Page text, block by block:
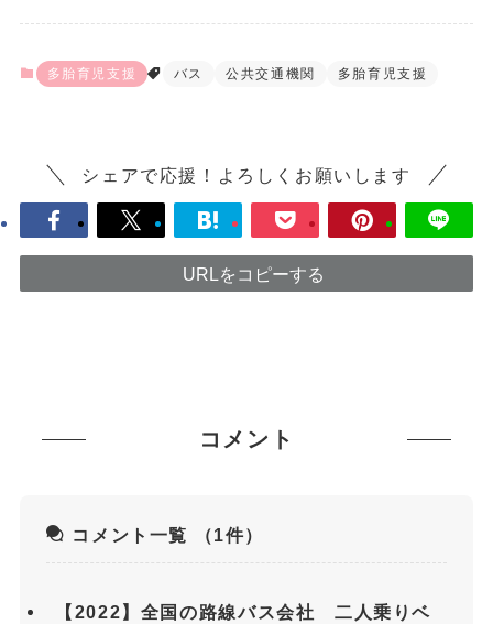
多胎育児支援 バス 公共交通機関 多胎育児支援
シェアで応援！よろしくお願いします
URLをコピーする
コメント
コメント一覧 （1件）
【2022】全国の路線バス会社 二人乗りベ